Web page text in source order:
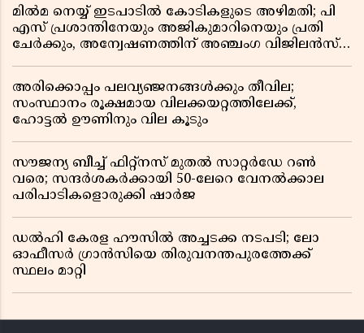
മിൽമ നെയ്യ് ഇടപാടിൽ കോടികളുടെ അഴിമതി; പി
എസ് പ്രശാന്തിനേയും അജികുമാറിനെയും പ്രതി
ചേർക്കും, അന്വേഷണത്തിന് അഞ്ചംഗ വിജിലൻസ്
അരിക്കൊപ്പം പലവ്യഞ്ജനങ്ങൾക്കും തീവില;
സംസ്ഥാനം രൂക്ഷമായ വിലക്കയറ്റത്തിലേക്ക്,
ഹോട്ടൽ ഊണിനും വില കൂടും
സൗജന്യ ബീച്ച് ഫിറ്റ്നസ് മുതൽ സാറ്റർഡേ റൺ
വരെ; സന്ദർശകർക്കായി 50-ലേറെ വേനൽക്കാല
പരിപാടികളൊരുക്കി ഷാർജ
ഡൽഹി കേരള ഹൗസിൽ അച്ചടക്ക നടപടി; ലോ
ഓഫീസർ ഗ്രാൻസിയെ തിരുവനന്തപുരത്തേക്ക്
സ്ഥലം മാറ്റി